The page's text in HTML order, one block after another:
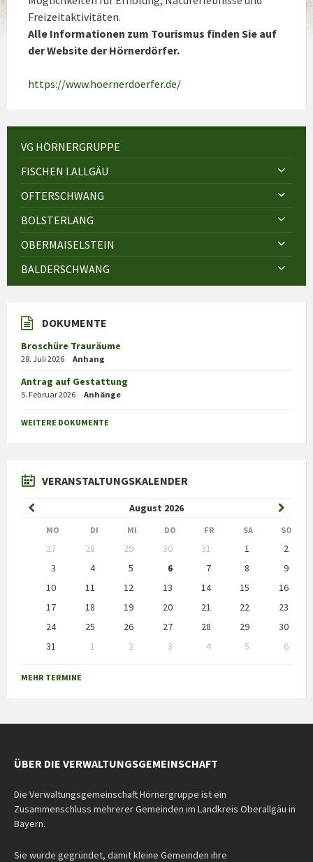
Freizeitaktivitäten.
Alle Informationen zum Tourismus finden Sie auf
der Website der Hörnerdörfer.
https://www.hoernerdoerfer.de/
VG HÖRNERGRUPPE
FISCHEN I.ALLGÄU
OFTERSCHWANG
BOLSTERLANG
OBERMAISELSTEIN
BALDERSCHWANG
DOKUMENTE
Broschüre Trauräume
28. Juli 2026 Anhang
Antrag auf Gestattung
5. Februar 2026 Anhänge
WEITERE DOKUMENTE
VERANSTALTUNGSKALENDER
August 2026
Previous
Month
Month
MO DI MI DO FR SA SO
calendar
27 28 29 30 31 1
2
3
4 5 6 7 8
9
10
11 12 13 14 15
16
17
18 19 20 21 22
23
24
25 26 27 28 29
30
31
1 2 3 4 5
6
calendar
MEHR TERMINE
ÜBER DIE VERWALTUNGSGEMEINSCHAFT
Die Verwaltungsgemeinschaft Hörnergruppe ist ein
Zusammenschluss mehrerer Gemeinden im Landkreis Oberallgäu in
Bayern.
Sie wurde gegründet, damit kleine Gemeinden ihre